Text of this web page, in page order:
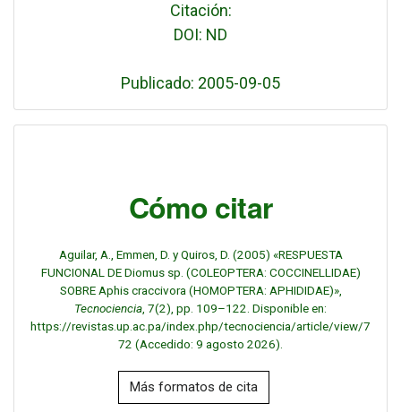
Citación:
DOI: ND
Publicado: 2005-09-05
Cómo citar
Aguilar, A., Emmen, D. y Quiros, D. (2005) «RESPUESTA
FUNCIONAL DE Diomus sp. (COLEOPTERA: COCCINELLIDAE)
SOBRE Aphis craccivora (HOMOPTERA: APHIDIDAE)»,
Tecnociencia, 7(2), pp. 109–122. Disponible en:
https://revistas.up.ac.pa/index.php/tecnociencia/article/view/7
72 (Accedido: 9 agosto 2026).
Más formatos de cita